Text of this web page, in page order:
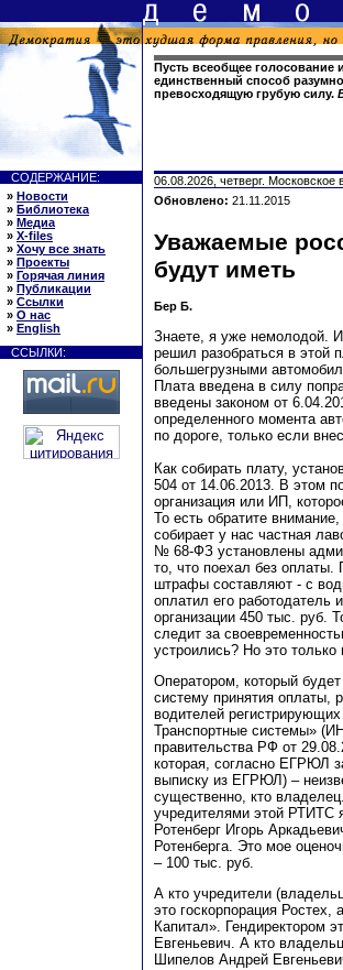
Пусть всеобщее голосование
единственный способ
превосходящую грубую силу.
СОДЕРЖАНИЕ:
» Новости
» Библиотека
» Медиа
» X-files
» Хочу все знать
» Проекты
» Горячая линия
» Публикации
» Ссылки
» О нас
» English
ССЫЛКИ:
06.08.2026, четверг. Московское
Обновлено: 21.11.2015
Уважаемые
будут иметь
Бер Б.
Знаете, я уже немолодой.
решил разобраться в этой
большегрузными
Плата введена в силу
введены законом от
определенного момента
по дороге, только если
Как собирать плату,
504 от 14.06.2013. В этом
организация или ИП,
То есть обратите
собирает у нас частная
№ 68-ФЗ установлены
то, что поехал без
штрафы составляют - с
оплатил его работодатель
организации 450 тыс. руб.
следит за
устроились? Но это только
Оператором, который
систему принятия оплаты,
водителей
Транспортные системы»
правительства РФ от
которая, согласно ЕГРЮЛ
выписку из ЕГРЮЛ) –
существенно, кто
учредителями этой РТИТС
Ротенберг Игорь
Ротенберга. Это мое
– 100 тыс. руб.
А кто учредители
это госкорпорация
Капитал». Гендиректором
Евгеньевич. А кто
Шипелов Андрей